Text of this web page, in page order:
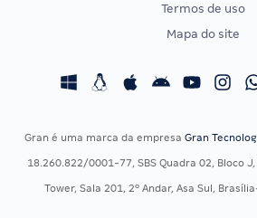
Concursos Fiscais
Termos de uso
Mapa do site
Gran é uma marca da empresa Gran
18.260.822/0001-77, SBS Quadra 02, Bloco
Tower, Sala 201, 2º Andar, Asa Sul,